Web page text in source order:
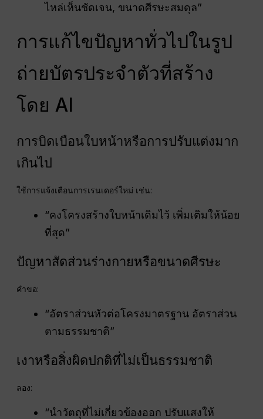
ไหล่เห็นชัดเจน, ขนาดศีรษะสมดุล”
การแก้ไขปัญหาทั่วไปในรูป
ถ่ายบัตรประจำตัวที่สร้าง
โดย AI
การบิดเบือนใบหน้าหรือการปรับแต่งมาก
เกินไป
ใช้การแจ้งเตือนการเรนเดอร์ใหม่ เช่น:
“คงโครงสร้างใบหน้าเดิมไว้ เพิ่มเติมให้น้อย
ที่สุด”
ปัญหาสัดส่วนร่างกายหรือขนาดศีรษะ
คำขอ:
“อัตราส่วนหัวต่อโครงมาตรฐาน อัตราส่วน
ตามธรรมชาติ”
เงาหรือสิ่งผิดปกติที่ไม่เป็นธรรมชาติ
ลอง:
“นำวัตถุที่ไม่เกี่ยวข้องออก ปรับแสงให้